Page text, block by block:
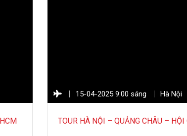
15-04-2025 9:00 sáng Hà Nội
TOUR HÀ NỘI – QUẢNG CHÂU – HỘI